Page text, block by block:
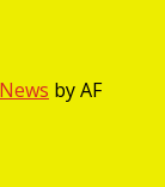
by AF